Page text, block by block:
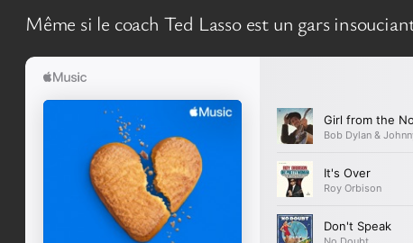
Même si le coach Ted Lasso est un gars